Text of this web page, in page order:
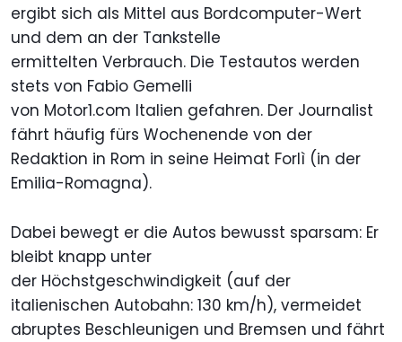
ergibt sich als Mittel aus Bordcomputer-Wert
und dem an der Tankstelle
ermittelten Verbrauch. Die Testautos werden
stets von Fabio Gemelli
von Motor1.com Italien gefahren. Der Journalist
fährt häufig fürs Wochenende von der
Redaktion in Rom in seine Heimat Forlì (in der
Emilia-Romagna).
Dabei bewegt er die Autos bewusst sparsam: Er
bleibt knapp unter
der Höchstgeschwindigkeit (auf der
italienischen Autobahn: 130 km/h), vermeidet
abruptes Beschleunigen und Bremsen und fährt